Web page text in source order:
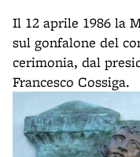
Il 12 aprile 1986 la
sul gonfalone del
cerimonia, dal
Francesco Cossiga.